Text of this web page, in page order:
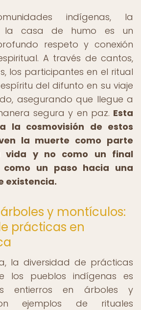
indígenas, la
la casa de humo es un
respeto y conexión
A través de cantos,
los participantes en el ritual
del difunto en su viaje
asegurando que llegue a
segura y en paz. Esta
la cosmovisión de estos
la muerte como parte
vida y no como un final
como un paso hacia una
existencia.
y montículos:
prácticas en
la diversidad de prácticas
los pueblos indígenas es
entierros en árboles y
ejemplos de rituales